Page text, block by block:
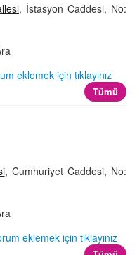
, İstasyon Caddesi, No:
eklemek için tıklayınız
Tümü
, Cumhuriyet Caddesi, No:
eklemek için tıklayınız